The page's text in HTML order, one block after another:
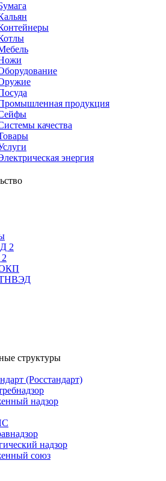
продукция
качества
энергия
2
структуры
(Росстандарт)
надзор
надзор
союз